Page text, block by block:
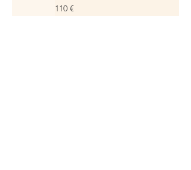
110
euros
110 €